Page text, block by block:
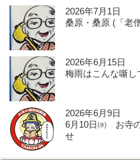
2026年7月1日
桑原・桑原 (「老
2026年6月15日
梅雨はこんな噺
2026年6月9日
6月10日㈬ お寺
せ